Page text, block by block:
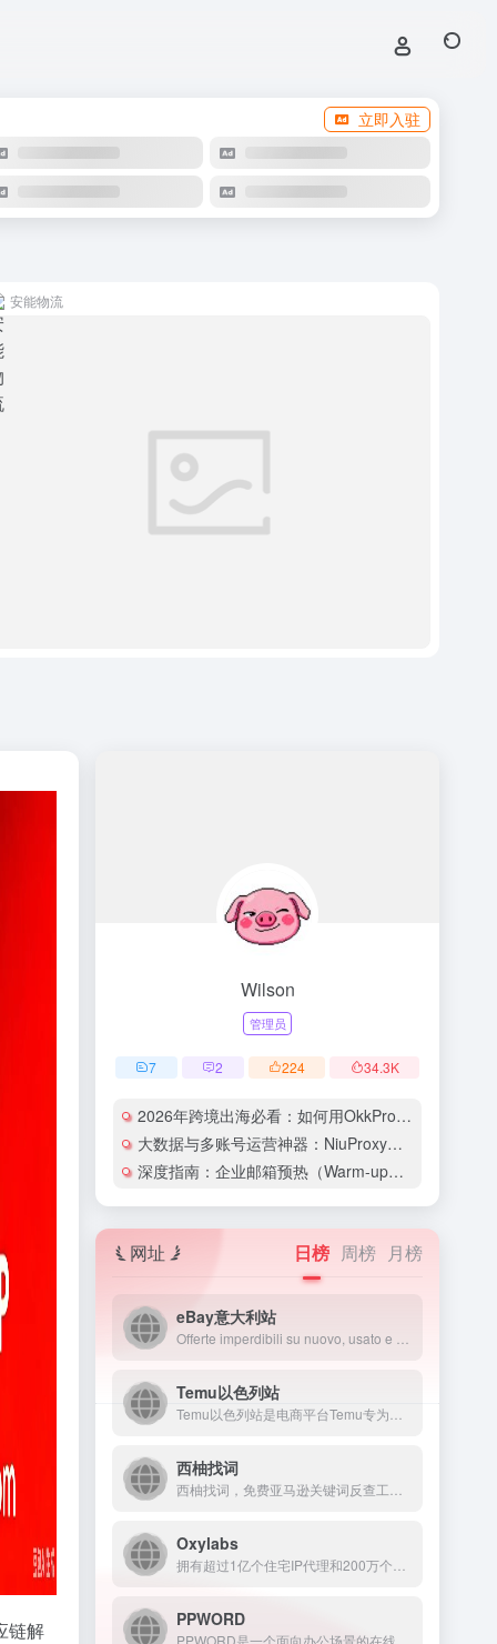
立即入驻
安能物流
链解
Wilson
管理员
7 2 224 34.3K
2026年跨境出海必看：如何用OkkProxy彻底解决网络延迟与IP被封难题？
大数据与多账号运营神器：NiuProxy助力跨境工作室业务高效爆单！
深度指南：企业邮箱预热（Warm-up）的详细技巧与实操策略（含配图）
网址 日榜 周榜 月榜
eBay意大利站
Temu以色列站
西柚找词
Oxylabs
PPWORD